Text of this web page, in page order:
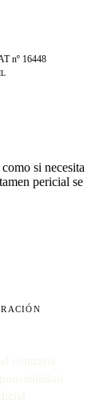
nº 16448
si necesita
pericial se